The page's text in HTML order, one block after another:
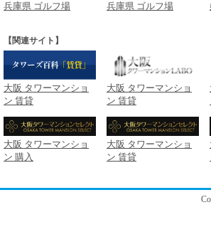
兵庫県 ゴルフ場 兵庫県 ゴルフ場
【関連サイト】
大阪 タワーマンショ
ン 賃貸
大阪 タワーマンショ
ン 賃貸
大阪 タワーマンショ
ン 購入
大阪 タワーマンショ
ン 賃貸